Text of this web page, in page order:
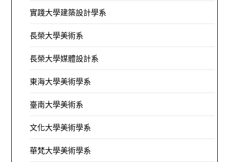
實踐大學建築設計學系
長榮大學美術系
長榮大學媒體設計系
東海大學美術學系
臺南大學美術系
文化大學美術學系
華梵大學美術學系